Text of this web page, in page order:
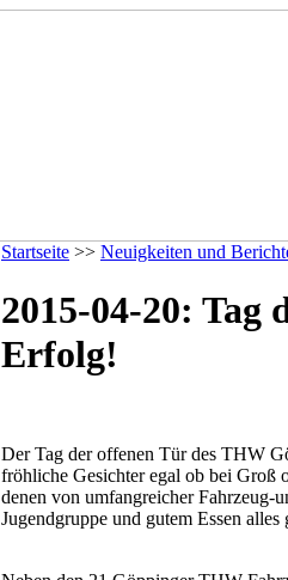
Startseite >> Neuigkeiten und
2015-04-20: Tag
Erfolg!
Der Tag der offenen Tür des THW
fröhliche Gesichter egal ob bei Groß
denen von umfangreicher Fahrzeug-
Jugendgruppe und gutem Essen alles